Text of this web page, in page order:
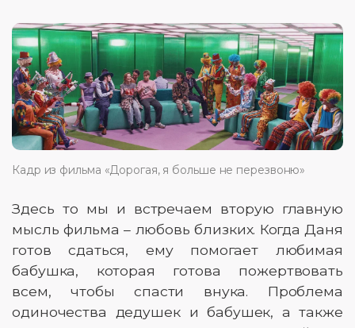
Кадр из фильма «Дорогая, я больше не перезвоню»
Здесь то мы и встречаем вторую главную
мысль фильма – любовь близких. Когда Даня
готов сдаться, ему помогает любимая
бабушка, которая готова пожертвовать
всем, чтобы спасти внука. Проблема
одиночества дедушек и бабушек, а также